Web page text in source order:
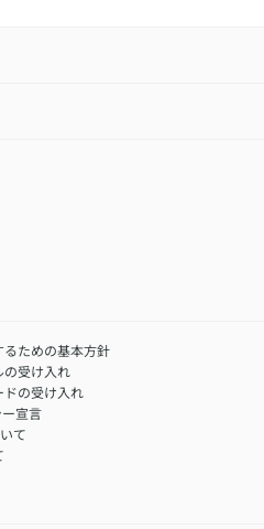
クサダイレクト生命）
するために
ン・アドバイザー（営業職）
ための基本方針
の受け入れ
ドの受け入れ
宣言
て